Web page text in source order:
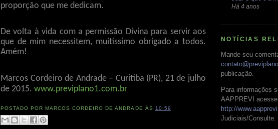
proporção que me dedicam.
De volta à vida com a permissão Divina para servir aos
que de mim necessitem, muitíssimo obrigado a todos.
Amém!
Marcos Cordeiro de Andrade – Curitiba (PR), 21 de julho
de 2015. www.previplano1.com.br
POSTADO POR MARCOS CORDEIRO DE ANDRADE ÀS 10:59
Há 4 anos
NOTÍCIAS
Mande seu
publicação.
Para informações
AAPPREVI
http://
Judiciais/Consulte.